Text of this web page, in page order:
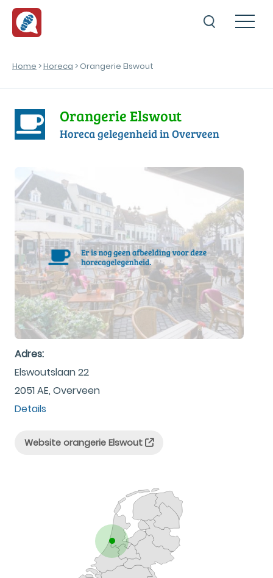
Home >Horeca > Orangerie Elswout
Orangerie Elswout
Horeca gelegenheid in Overveen
Adres:
Elswoutslaan 22
2051 AE, Overveen
Details
Website orangerie Elswout